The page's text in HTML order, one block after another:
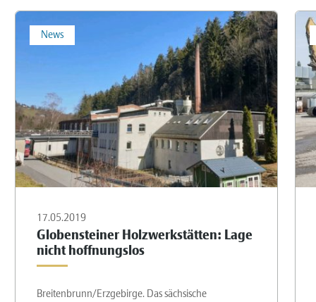
News
17.05.2019
Globensteiner Holzwerkstätten: Lage
nicht hoffnungslos
Breitenbrunn/Erzgebirge. Das sächsische